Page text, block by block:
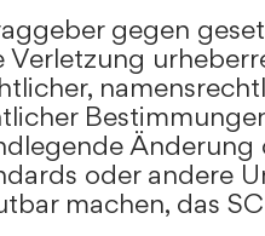
gegen
Verletzung
Änderung
oder andere
machen, das